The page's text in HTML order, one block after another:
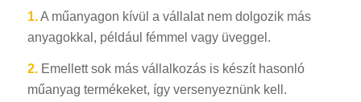
1.A műanyagon kívül a vállalat nem dolgozik más
anyagokkal, például fémmel vagy üveggel.
2.Emellett sok más vállalkozás is készít hasonló
műanyag termékeket, így versenyeznünk kell.